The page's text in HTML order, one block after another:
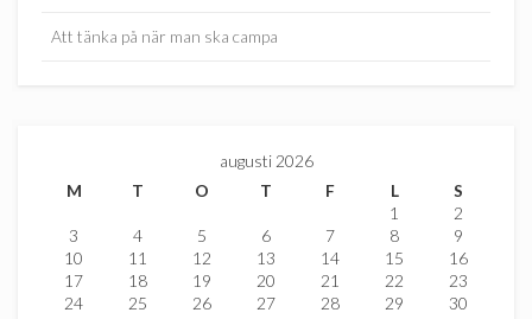
Att tänka på när man ska campa
augusti 2026
M
T O T F L
S
1
2
3
4 5 6 7 8
9
10
11 12 13 14 15
16
17
18 19 20 21 22
23
24
25 26 27 28 29
30